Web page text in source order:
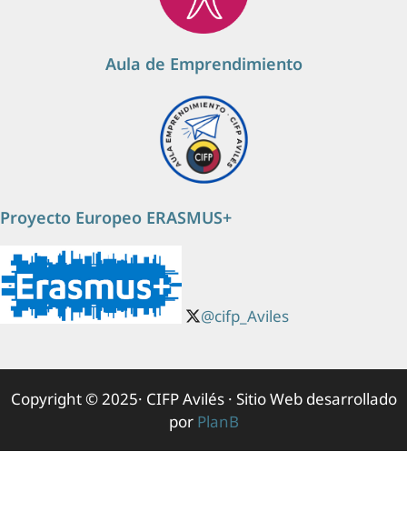
Aula de Emprendimiento
Proyecto Europeo ERASMUS+
@cifp_Aviles
Copyright © 2025· CIFP Avilés · Sitio Web desarrollado
por PlanB